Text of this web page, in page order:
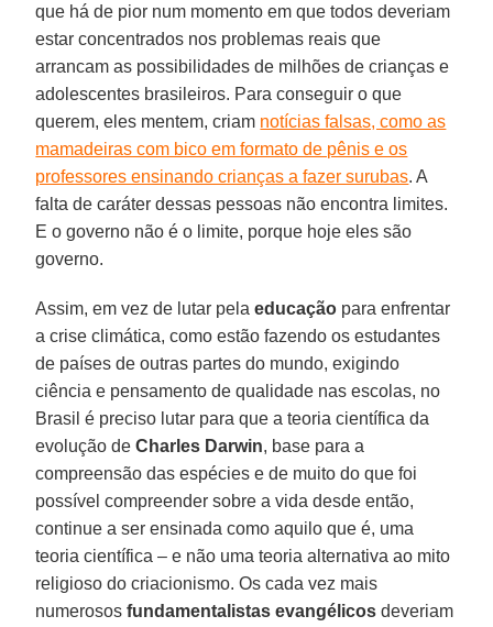
que há de pior num momento em que todos deveriam
estar concentrados nos problemas reais que
arrancam as possibilidades de milhões de crianças e
adolescentes brasileiros. Para conseguir o que
querem, eles mentem, criam notícias falsas, como as
mamadeiras com bico em formato de pênis e os
professores ensinando crianças a fazer surubas. A
falta de caráter dessas pessoas não encontra limites.
E o governo não é o limite, porque hoje eles são
governo.
Assim, em vez de lutar pelaeducação para enfrentar
a crise climática, como estão fazendo os estudantes
de países de outras partes do mundo, exigindo
ciência e pensamento de qualidade nas escolas, no
Brasil é preciso lutar para que a teoria científica da
evolução deCharles Darwin, base para a
compreensão das espécies e de muito do que foi
possível compreender sobre a vida desde então,
continue a ser ensinada como aquilo que é, uma
teoria científica – e não uma teoria alternativa ao mito
religioso do criacionismo. Os cada vez mais
numerososfundamentalistas evangélicos deveriam